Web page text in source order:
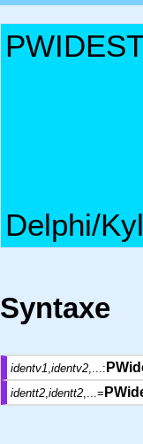
Delphi/
Syntaxe
identv1,identv2,...:
identt2,identt2,...=